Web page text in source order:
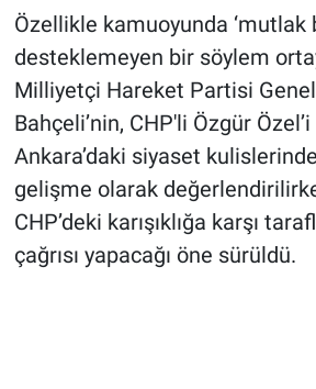
Özellikle kamuoyunda ‘mutlak
desteklemeyen bir söylem
Milliyetçi Hareket Partisi
Bahçeli’nin, CHP'li Özgür
Ankara’daki siyaset
gelişme olarak
CHP’deki karışıklığa karşı
çağrısı yapacağı öne sürüldü.